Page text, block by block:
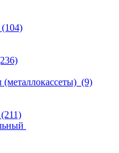
(104)
(9)
(211)